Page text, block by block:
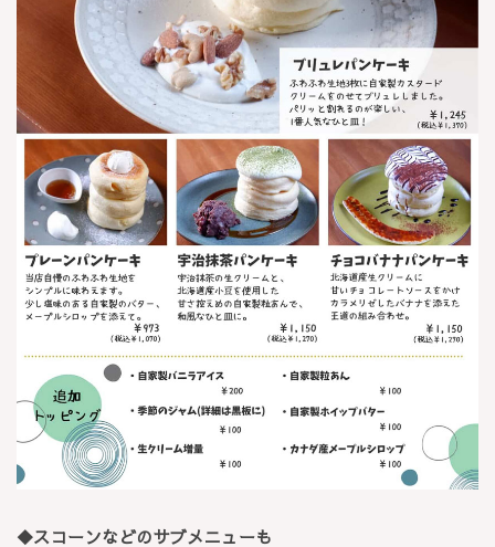
◆スコーンなどのサブメニューも